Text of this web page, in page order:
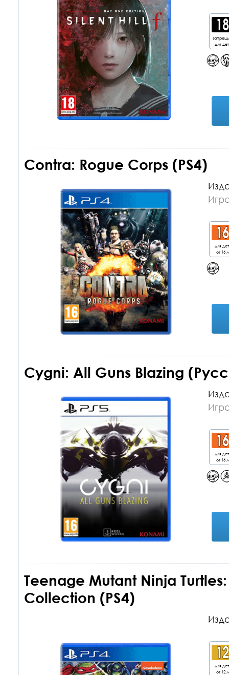
для
Contra: Rogue Corps (PS4)
для
от 16
Cygni: All Guns Blazing
для
от 16
Teenage Mutant Ninja
Collection (PS4)
для
от 12